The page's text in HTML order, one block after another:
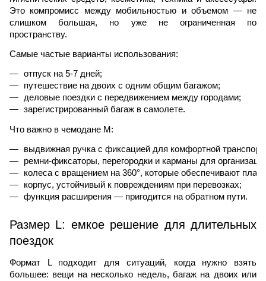
Это компромисс между мобильностью и объемом — не
слишком большая, но уже не ограниченная по
пространству.
Самые частые варианты использования:
отпуск на 5-7 дней;
путешествие на двоих с одним общим багажом;
деловые поездки с передвижением между городами;
зарегистрированный багаж в самолете.
Что важно в чемодане M:
выдвижная ручка с фиксацией для комфортной
ремни-фиксаторы, перегородки и карманы для
колеса с вращением на 360°, которые обеспечивают
корпус, устойчивый к повреждениям при перевозках;
функция расширения — пригодится на обратном пути.
Размер L: емкое решение для длительных
поездок
Формат L подходит для ситуаций, когда нужно взять
большее: вещи на несколько недель, багаж на двоих или